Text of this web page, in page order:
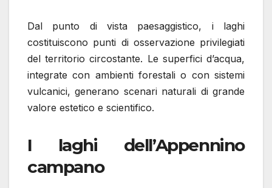
Dal punto di vista paesaggistico, i laghi
costituiscono punti di osservazione privilegiati
del territorio circostante. Le superfici d’acqua,
integrate con ambienti forestali o con sistemi
vulcanici, generano scenari naturali di grande
valore estetico e scientifico.
I laghi dell’Appennino
campano